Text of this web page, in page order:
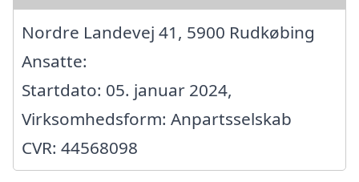
Nordre Landevej 41, 5900 Rudkøbing
Ansatte:
Startdato: 05. januar 2024,
Virksomhedsform: Anpartsselskab
CVR: 44568098